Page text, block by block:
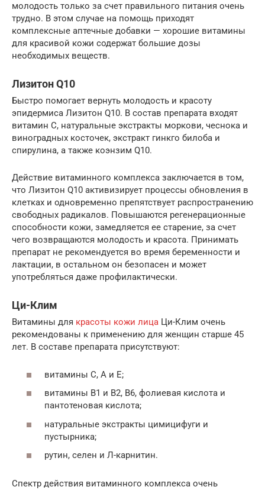
молодость только за счет правильного питания очень
трудно. В этом случае на помощь приходят
комплексные аптечные добавки — хорошие витамины
для красивой кожи содержат большие дозы
необходимых веществ.
Лизитон Q10
Быстро помогает вернуть молодость и красоту
эпидермиса Лизитон Q10. В состав препарата входят
витамин С, натуральные экстракты моркови, чеснока и
виноградных косточек, экстракт гинкго билоба и
спирулина, а также коэнзим Q10.
Действие витаминного комплекса заключается в том,
что Лизитон Q10 активизирует процессы обновления в
клетках и одновременно препятствует распространению
свободных радикалов. Повышаются регенерационные
способности кожи, замедляется ее старение, за счет
чего возвращаются молодость и красота. Принимать
препарат не рекомендуется во время беременности и
лактации, в остальном он безопасен и может
употребляться даже профилактически.
Ци-Клим
Витамины для красоты кожи лица Ци-Клим очень
рекомендованы к применению для женщин старше 45
лет. В составе препарата присутствуют:
витамины С, А и Е;
витамины В1 и В2, В6, фолиевая кислота и
пантотеновая кислота;
натуральные экстракты цимицифуги и
пустырника;
рутин, селен и Л-карнитин.
Спектр действия витаминного комплекса очень